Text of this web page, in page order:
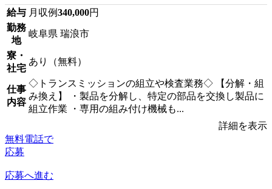
給与 月収例340,000円
勤務
地
岐阜県 瑞浪市
寮・
社宅
あり（無料）
仕事
内容
◇トランスミッションの組立や検査業務◇ 【分解・組
み換え】 ・製品を分解し、特定の部品を交換し製品に
組立作業 ・専用の組み付け機械も...
詳細を表示
無料電話で
応募
応募へ進む